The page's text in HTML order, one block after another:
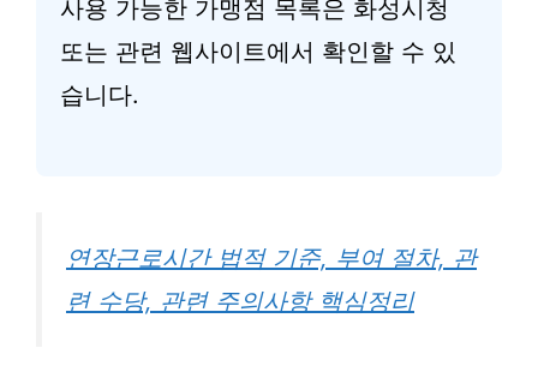
사용 가능한 가맹점 목록은 화성시청
또는 관련 웹사이트에서 확인할 수 있
습니다.
연장근로시간 법적 기준, 부여 절차, 관
련 수당, 관련 주의사항 핵심정리